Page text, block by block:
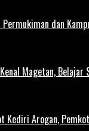
dan
Magetan,
Kediri Arogan,